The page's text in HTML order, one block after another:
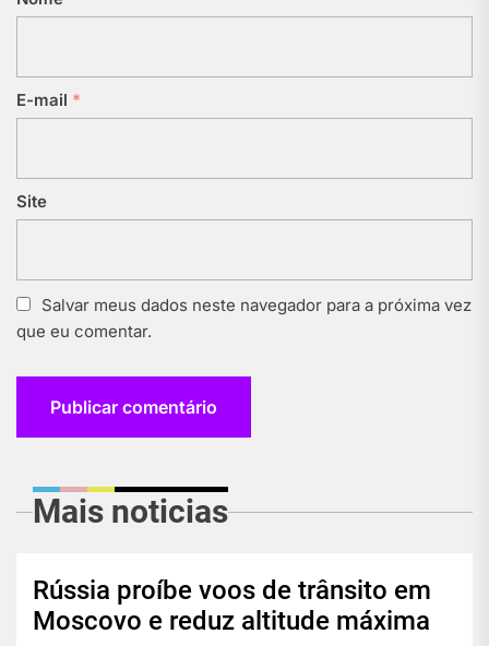
E-mail *
Site
Salvar meus dados neste navegador para a próxima vez
que eu comentar.
Mais noticias
Rússia proíbe voos de trânsito em
Moscovo e reduz altitude máxima